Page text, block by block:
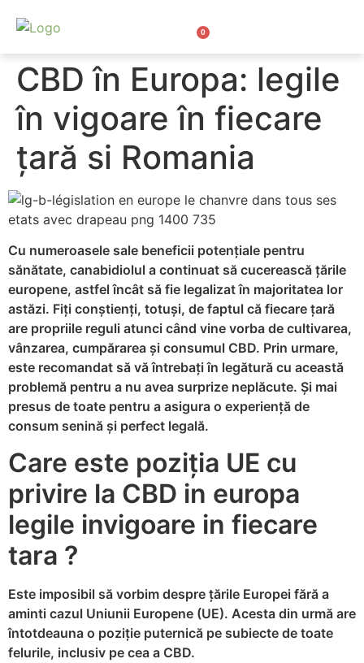
0
CBD în Europa: legile
în vigoare în fiecare
țară si Romania
Cu numeroasele sale beneficii potențiale pentru
sănătate, canabidiolul a continuat să cucerească țările
europene, astfel încât să fie legalizat în majoritatea lor
astăzi. Fiți conștienți, totuși, de faptul că fiecare țară
are propriile reguli atunci când vine vorba de cultivarea,
vânzarea, cumpărarea și consumul CBD. Prin urmare,
este recomandat să vă întrebați în legătură cu această
problemă pentru a nu avea surprize neplăcute. Și mai
presus de toate pentru a asigura o experiență de
consum senină și perfect legală.
Care este poziția UE cu
privire la CBD in europa
legile invigoare in fiecare
tara ?
Este imposibil să vorbim despre țările Europei fără a
aminti cazul Uniunii Europene (UE). Acesta din urmă are
întotdeauna o poziție puternică pe subiecte de toate
felurile, inclusiv pe cea a CBD.